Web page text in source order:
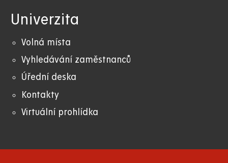
Univerzita
Volná místa
Vyhledávání zaměstnanců
Úřední deska
Kontakty
Virtuální prohlídka